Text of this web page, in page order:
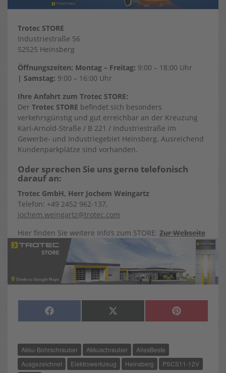
Trotec STORE
Industriestraße 56
52525 Heinsberg
Öffnungszeiten: Montag – Freitag: 9:00 – 18:00 Uhr
| Samstag: 9:00 – 16:00 Uhr
Ihre Anfahrt zum Trotec STORE:
Der Trotec STORE befindet sich besonders
verkehrsgünstig und gut erreichbar an der Kreuzung
Karl-Arnold-Straße / B 221 / Industriestraße im
Gewerbe- und Industriegebiet Heinsberg. Ausreichend
Kundenparkplätze sind vorhanden.
Oder sprechen Sie uns gerne telefonisch
darauf an:
Trotec GmbH, Herr Jochem Weingartz
Telefon: +49 2452 962-137,
jochem.weingartz@trotec.com
Hier finden Sie weitere Info’s zum STORE: Zur Webseite
SHARE
F
A
O
O
K
SHARE
X
(
T
T
E
)
SHARE
P
I
S
T
Akku-Bohrschrauber Akkuschrauber
AllesBeste
Ausgezeichnet
Elektrowerkzeug Heinsberg
PSCS11-12V